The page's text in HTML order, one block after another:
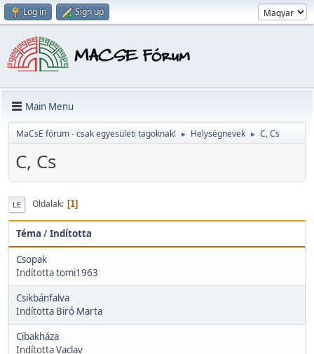
Log in Sign up
Main Menu
MaCsE fórum - csak egyesületi tagoknak! ► Helységnevek ► C, Cs
C, Cs
LE Oldalak 1
Téma /Indította
Csopak
Indítottatomi1963
Csikbánfalva
Indította Biró Marta
Cibakháza
IndítottaVaclav